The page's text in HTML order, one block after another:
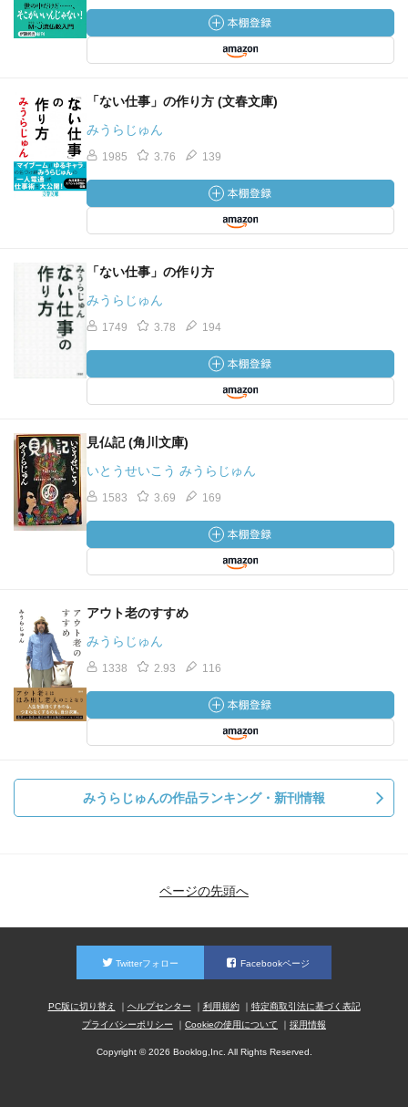
「ない仕事」の作り方 (文春文庫)
みうらじゅん
1985 3.76 139
「ない仕事」の作り方
みうらじゅん
1749 3.78 194
見仏記 (角川文庫)
いとうせいこう みうらじゅん
1583 3.69 169
アウト老のすすめ
みうらじゅん
1338 2.93 116
みうらじゅんの作品ランキング・新刊情報
ページの先頭へ
Twitterフォロー Facebookページ
PC版に切り替え ヘルプセンター 利用規約
特定商取引法に基づく表記
プライバシーポリシー
Cookieの使用について 採用情報
Copyright © 2026 Booklog,Inc. All Rights Reserved.